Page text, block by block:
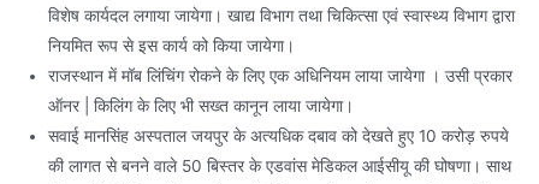
विशेष कार्यदल लगाया जायेगा। खाद्य विभाग तथा चिकित्सा एवं स्वास्थ्य विभाग द्वारा
नियमित रूप से इस कार्य को किया जायेगा।
राजस्थान में मॉब लिंचिंग रोकने के लिए एक अधिनियम लाया जायेगा । उसी प्रकार
ऑनर | किलिंग के लिए भी सख्त कानून लाया जायेगा।
सवाई मानसिंह अस्पताल जयपुर के अत्यधिक दबाव को देखते हुए 10 करोड़ रुपये
की लागत से बनने वाले 50 बिस्तर के एडवांस मेडिकल आईसीयू की घोषणा। साथ